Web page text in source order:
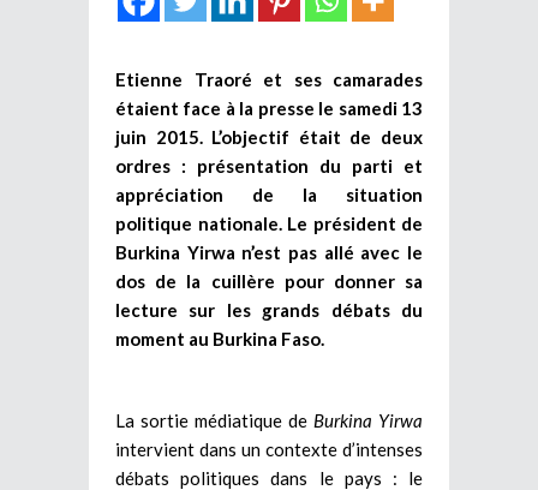
Etienne Traoré et ses camarades
étaient face à la presse le samedi 13
juin 2015. L’objectif était de deux
ordres : présentation du parti et
appréciation de la situation
politique nationale. Le président de
Burkina Yirwa n’est pas allé avec le
dos de la cuillère pour donner sa
lecture sur les grands débats du
moment au Burkina Faso.
La sortie médiatique de Burkina Yirwa
intervient dans un contexte d’intenses
débats politiques dans le pays : le